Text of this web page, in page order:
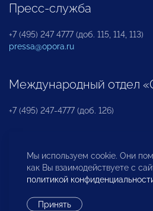
Пресс-служба
+7 (495) 247 4777 (доб. 115, 114, 113)
pressa@opora.ru
Международный отдел
+7 (495) 247-4777 (доб. 126)
Бюро по защите прав
инвесторов
Мы используем cookie. Они
как Вы взаимодействуете с
политикой
Принять